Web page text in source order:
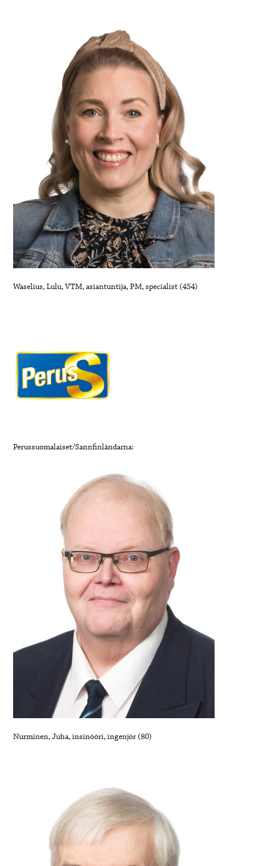
Waselius, Lulu, VTM, asiantuntija, PM, specialist (454)
Perussuomalaiset/Sannfinländarna:
Nurminen, Juha, insinööri, ingenjör (80)